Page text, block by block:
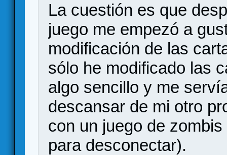
La cuestión es que
juego me empezó a
modificación de las
sólo he modificado las
algo sencillo y me
descansar de mi otro
con un juego de
para desconectar).